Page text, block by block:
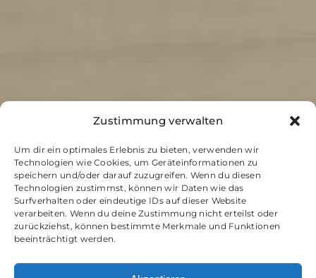
Zustimmung verwalten
Um dir ein optimales Erlebnis zu bieten, verwenden wir
Technologien wie Cookies, um Geräteinformationen zu
speichern und/oder darauf zuzugreifen. Wenn du diesen
Technologien zustimmst, können wir Daten wie das
Surfverhalten oder eindeutige IDs auf dieser Website
verarbeiten. Wenn du deine Zustimmung nicht erteilst oder
zurückziehst, können bestimmte Merkmale und Funktionen
beeinträchtigt werden.